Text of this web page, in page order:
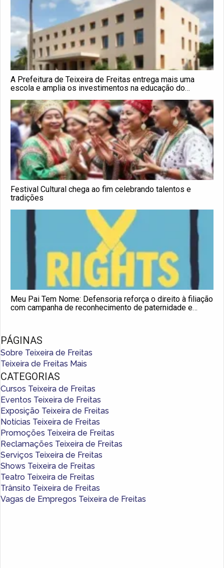
A Prefeitura de Teixeira de Freitas entrega mais uma
escola e amplia os investimentos na educação do
Festival Cultural chega ao fim celebrando talentos e
tradições
Meu Pai Tem Nome: Defensoria reforça o direito à filiação
com campanha de reconhecimento de paternidade e
PÁGINAS
Sobre Teixeira de Freitas
Teixeira de Freitas Mais
CATEGORIAS
Cursos Teixeira de Freitas
Eventos Teixeira de Freitas
Exposição Teixeira de Freitas
Notícias Teixeira de Freitas
Promoções Teixeira de Freitas
Reclamações Teixeira de Freitas
Serviços Teixeira de Freitas
Shows Teixeira de Freitas
Teatro Teixeira de Freitas
Trânsito Teixeira de Freitas
Vagas de Empregos Teixeira de Freitas